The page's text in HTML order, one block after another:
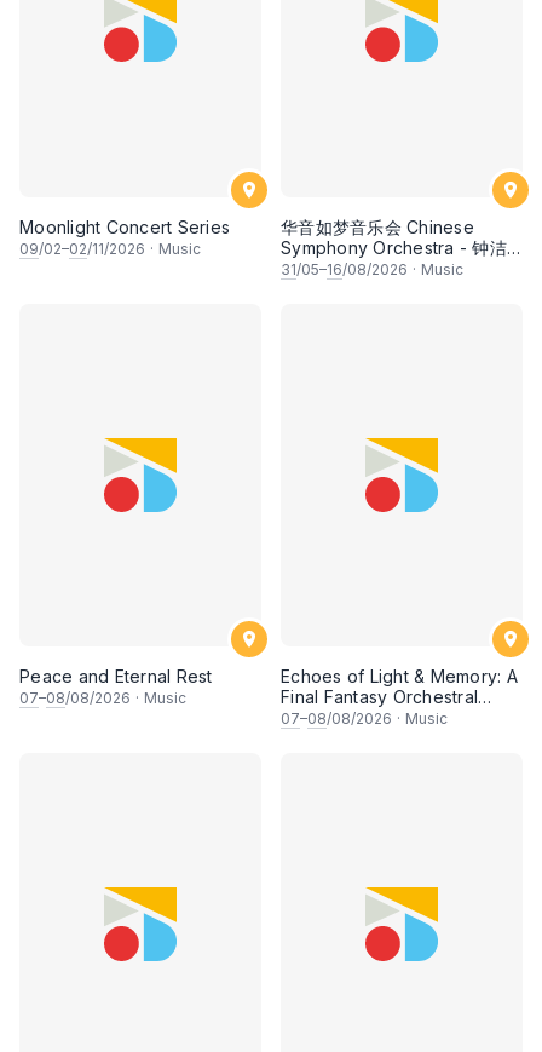
Moonlight Concert Series
09/02–02/11/2026 · Music
华音如梦音乐会 Chinese
Symphony Orchestra - 钟洁
希 • 李安田 • 谢哲信 • 李霆坚
31/05–16/08/2026 · Music
Peace and Eternal Rest
07–08/08/2026 · Music
Echoes of Light & Memory: A
Final Fantasy Orchestral
Journey, Chapter 1
07–08/08/2026 · Music